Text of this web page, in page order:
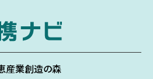
産業創造の森